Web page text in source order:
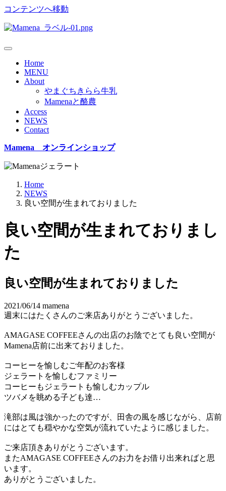
コンテンツへ移動
Home
MENU
About
やまぐちきらら牛乳
Mamenaと酪農
Access
NEWS
Contact
Mamena オンラインショップ
Home
NEWS
良い空間が生まれておりました
良い空間が生まれておりまし
た
良い空間が生まれておりました
2021/06/14 mamena
週末にはたくさんのご来店ありがとうございました。
AMAGASE COFFEEさんの出店のお陰でとても良い空間が
Mamena店前に出来ておりました。
コーヒーを愉しむご年配のお客様
ジェラートを愉しむファミリー
コーヒーもジェラートも愉しむカップル
ツバメを眺める子ども達…
滝部は風は強かったのですが、田舎の風を感じながら、店前
にはとても穏やかな空気が流れていたように感じました。
ご来店頂きありがとうございます。
またAMAGASE COFFEEさんのお力をお借り出来ればと思
います。
ありがとうございました。